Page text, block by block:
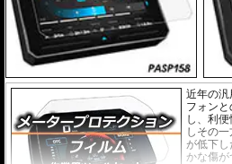
近年の汎
フォン
し、利
しその
が低下
かな傷が